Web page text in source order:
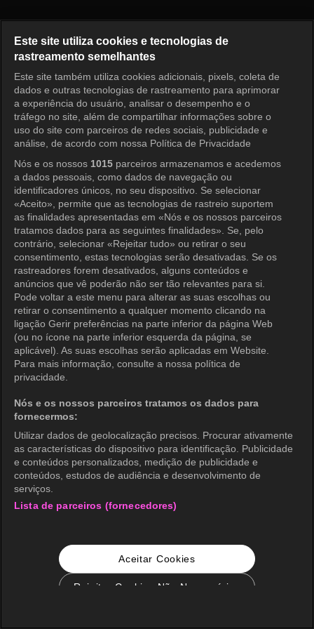
Entrar
Este site utiliza cookies e tecnologias de
rastreamento semelhantes
Este site também utiliza cookies adicionais, pixels, coleta de
dados e outras tecnologias de rastreamento para aprimorar
a experiência do usuário, analisar o desempenho e o
tráfego no site, além de compartilhar informações sobre o
uso do site com parceiros de redes sociais, publicidade e
análise, de acordo com nossa Política de Privacidade
Nós e os nossos 1015 parceiros armazenamos e acedemos
a dados pessoais, como dados de navegação ou
identificadores únicos, no seu dispositivo. Se selecionar
«Aceito», permite que as tecnologias de rastreio suportem
as finalidades apresentadas em «Nós e os nossos parceiros
tratamos dados para as seguintes finalidades». Se, pelo
contrário, selecionar «Rejeitar tudo» ou retirar o seu
consentimento, estas tecnologias serão desativadas. Se os
rastreadores forem desativados, alguns conteúdos e
anúncios que vê poderão não ser tão relevantes para si.
Pode voltar a este menu para alterar as suas escolhas ou
retirar o consentimento a qualquer momento clicando na
ligação Gerir preferências na parte inferior da página Web
(ou no ícone na parte inferior esquerda da página, se
aplicável). As suas escolhas serão aplicadas em Website.
Para mais informação, consulte a nossa política de
privacidade.
Nós e os nossos parceiros tratamos os dados para
fornecermos:
Utilizar dados de geolocalização precisos. Procurar ativamente
as características do dispositivo para identificação. Publicidade
e conteúdos personalizados, medição de publicidade e
conteúdos, estudos de audiência e desenvolvimento de
serviços.
Lista de parceiros (fornecedores)
Aceitar Cookies
Rejeitar Cookies Não Necessários